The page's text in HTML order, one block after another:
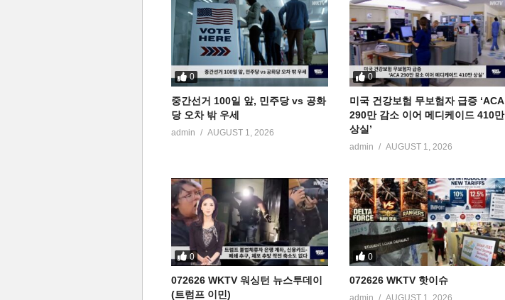
0
중간선거 100일 앞, 민주당 vs 공화
당 오차 밖 우세
admin AUGUST 1, 2026
0
미국 건강보험 무보험자 급증 ‘ACA
290만 감소 이어 메디케이드 410만
상실’
admin AUGUST 1, 2026
0
072626 WKTV 워싱턴 뉴스투데이
(트럼프 이민)
0
072626 WKTV 핫이슈
admin AUGUST 1, 2026